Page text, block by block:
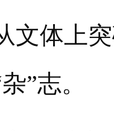
文体上
”志。